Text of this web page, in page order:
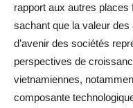
rapport aux autres
sachant que la valeur
d’avenir des sociétés
perspectives de
vietnamiennes,
composante